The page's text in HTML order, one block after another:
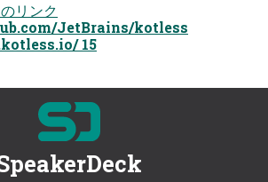
リンク
JetBrains/kotless
15